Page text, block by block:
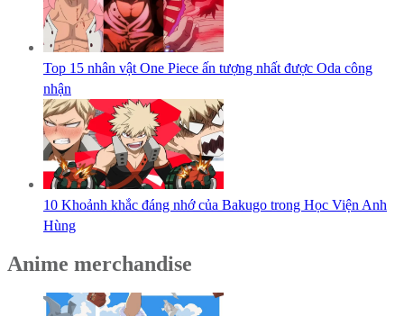
Top 15 nhân vật One Piece ấn tượng nhất được Oda công
nhận
10 Khoảnh khắc đáng nhớ của Bakugo trong Học Viện Anh
Hùng
Anime merchandise